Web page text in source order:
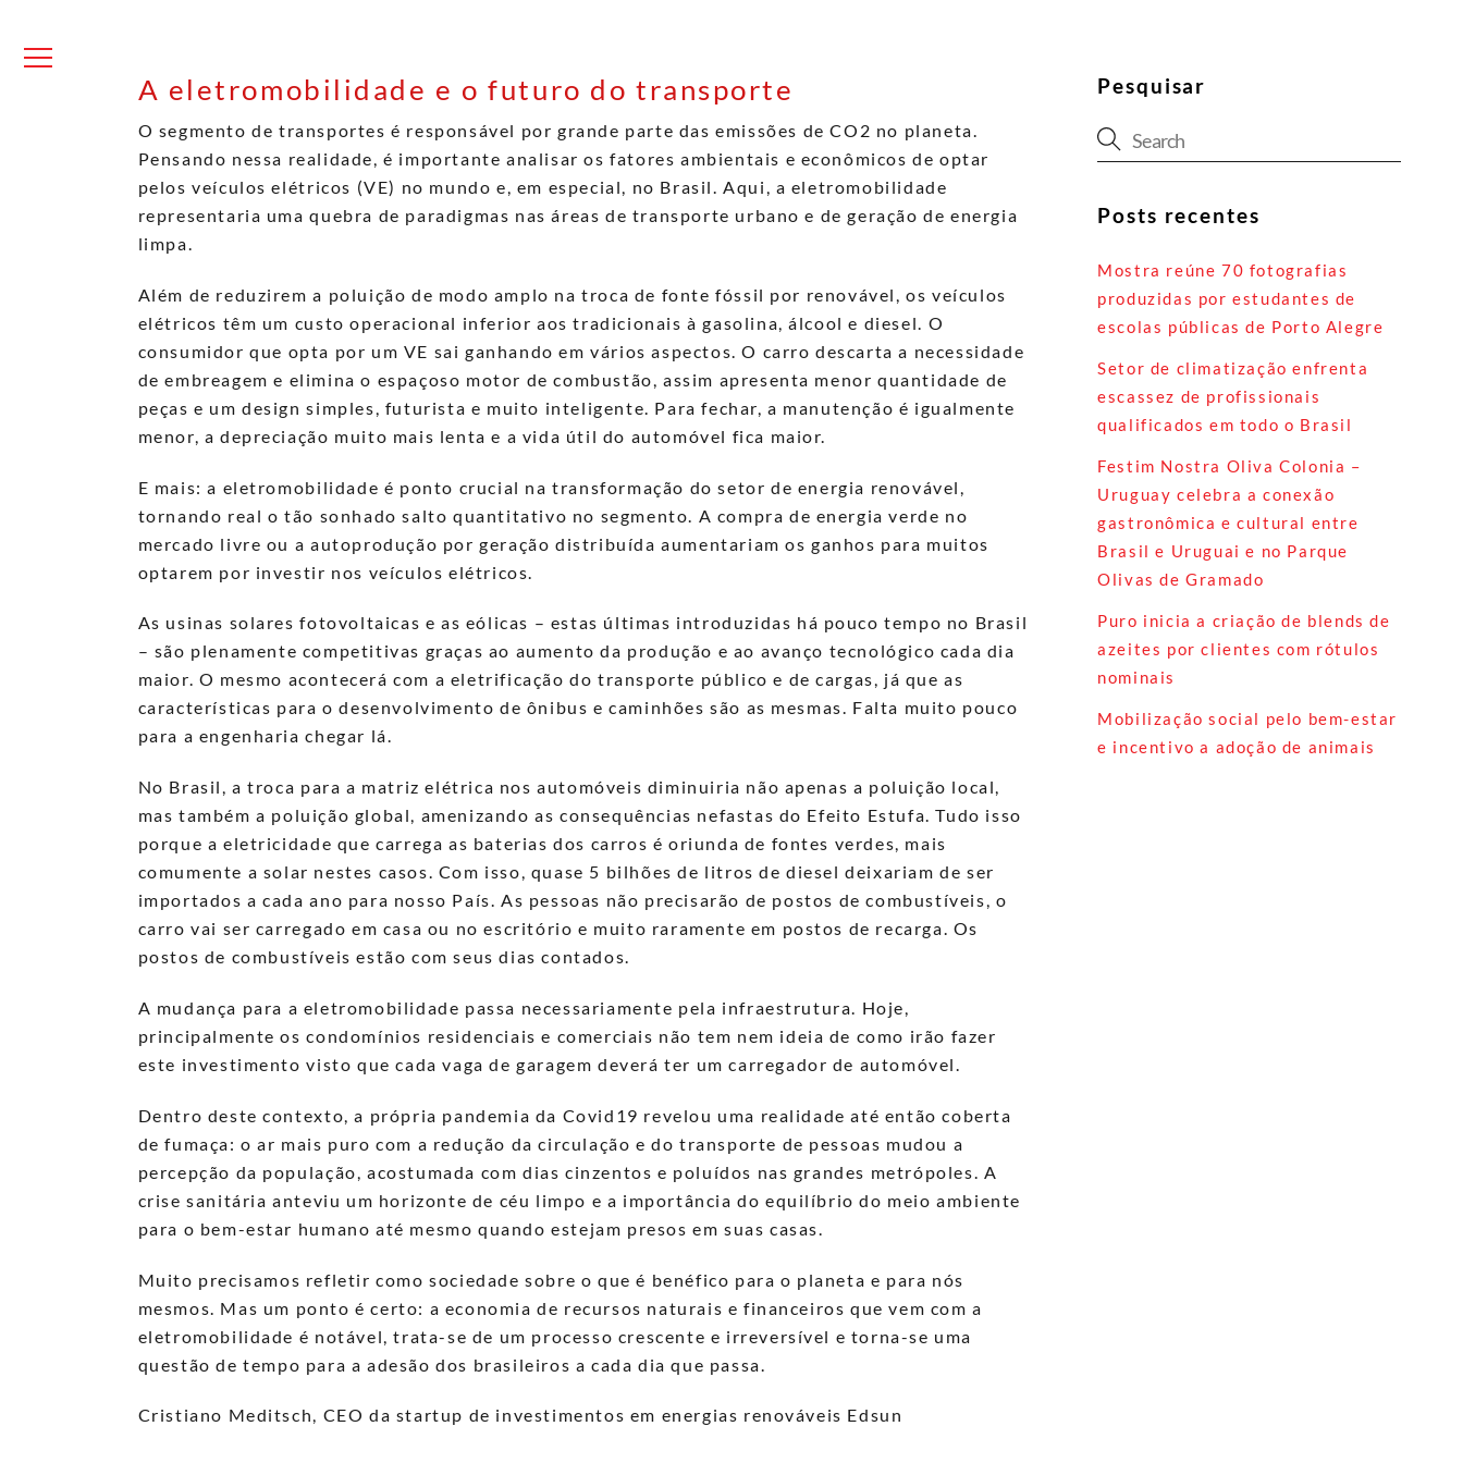
content
A eletromobilidade e o futuro do transporte
O segmento de transportes é responsável por grande parte das emissões de CO 2 no planeta.
Pensando nessa realidade, é importante analisar os fatores ambientais e econômicos de optar
pelos veículos elétricos (VE) no mundo e, em especial, no Brasil. Aqui, a eletromobilidade
representaria uma quebra de paradigmas nas áreas de transporte urbano e de geração de energia
limpa.
Além de reduzirem a poluição de modo amplo na troca de fonte fóssil por renovável, os veículos
elétricos têm um custo operacional inferior aos tradicionais à gasolina, álcool e diesel
. O
consumidor que opta por um VE sai ganhando em vários aspectos. O carro descarta a necessidade
de embreagem e elimina o espaçoso motor de combustão, assim apresenta menor quantidade de
peças e um design simples, futurista e muito inteligente. Para fechar, a manutenção é igualmente
menor, a depreciação muito mais lenta e a vida útil do automóvel fica maior.
E mais: a eletromobilidade é ponto crucial na transformação do setor de energia renovável,
tornando real o tão sonhado salto quantitativo no segmento. A compra de energia verde no
mercado livre ou a autoprodução por geração distribuída aumentariam os ganhos para muitos
optarem por investir nos veículos elétricos.
As usinas solares fotovoltaicas e as eólicas – estas últimas introduzidas há pouco tempo no Brasil
– são plenamente competitivas graças ao aumento da produção e ao avanço tecnológico cada dia
maior. O mesmo acontecerá com a eletrificação do transporte público e de cargas, já que as
características para o desenvolvimento de ônibus e caminhões são as mesmas. Falta muito pouco
para a engenharia chegar lá.
No Brasil, a troca para a matriz elétrica nos automóveis diminuiria não apenas a poluição local,
mas também a poluição global, amenizando as consequências nefastas do Efeito Estufa. Tudo isso
porque a eletricidade que carrega as baterias dos carros é oriunda de fontes verdes, mais
comumente a solar nestes casos. Com isso, quase 5 bilhões de litros de diesel deixariam de ser
importados a cada ano para nosso País. As pessoas não precisarão de postos de combustíveis, o
carro vai ser carregado em casa ou no escritório e muito raramente em postos de recarga. Os
postos de combustíveis estão com seus dias contados.
A mudança para a eletromobilidade passa necessariamente pela infraestrutura. Hoje,
principalmente os condomínios residenciais e comerciais não tem nem ideia de como irão fazer
este investimento visto que cada vaga de garagem deverá ter um carregador de automóvel.
Dentro deste contexto, a própria pandemia da Covid19 revelou uma realidade até então coberta
de fumaça: o ar mais puro com a redução da circulação e do transporte de pessoas mudou a
percepção da população, acostumada com dias cinzentos e poluídos nas grandes metrópoles. A
crise sanitária anteviu um horizonte de céu limpo e a importância do equilíbrio do meio ambiente
para o bem-estar humano até mesmo quando estejam presos em suas casas.
Muito precisamos refletir como sociedade sobre o que é benéfico para o planeta e para nós
mesmos. Mas um ponto é certo: a economia de recursos naturais e financeiros que vem com a
eletromobilidade é notável, trata-se de um processo crescente e irreversível e torna-se uma
questão de tempo para a adesão dos brasileiros a cada dia que passa.
Cristiano Meditsch, CEO da startup de investimentos em energias renováveis Edsun
Pesquisar
Posts recentes
Mostra reúne 70 fotografias
produzidas por estudantes de
escolas públicas de Porto Alegre
Setor de climatização enfrenta
escassez de profissionais
qualificados em todo o Brasil
Festim Nostra Oliva Colonia –
Uruguay celebra a conexão
gastronômica e cultural entre
Brasil e Uruguai e no Parque
Olivas de Gramado
Puro inicia a criação de blends de
azeites por clientes com rótulos
nominais
Mobilização social pelo bem-estar
e incentivo a adoção de animais